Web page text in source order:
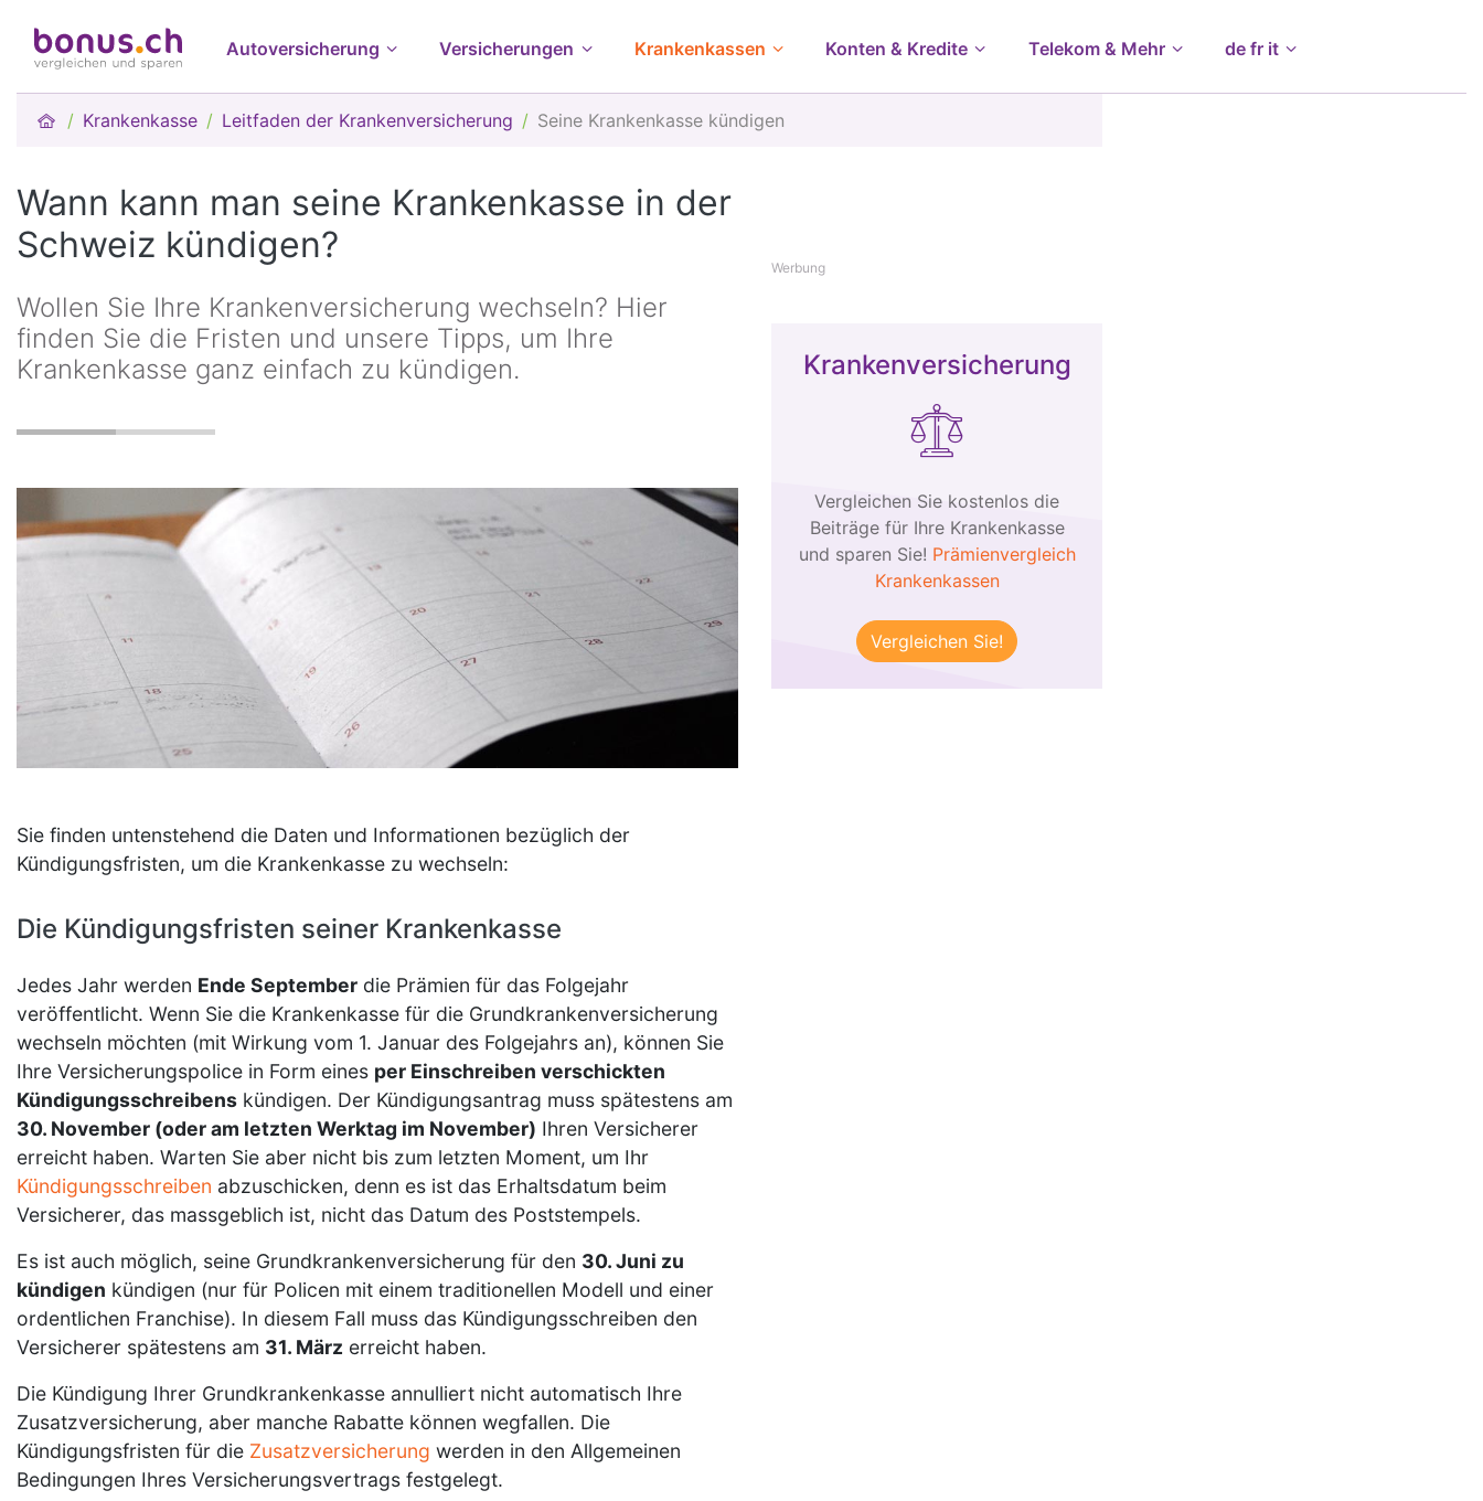
Autoversicherung Versicherungen Krankenkassen Konten & Kredite Telekom & Mehr de fr it
Krankenkasse Leitfaden der Krankenversicherung Seine Krankenkasse kündigen
Wann kann man seine Krankenkasse in der
Schweiz kündigen?
Wollen Sie Ihre Krankenversicherung wechseln? Hier
finden Sie die Fristen und unsere Tipps, um Ihre
Krankenkasse ganz einfach zu kündigen.
Sie finden untenstehend die Daten und Informationen bezüglich der
Kündigungsfristen, um die Krankenkasse zu wechseln:
Die Kündigungsfristen seiner Krankenkasse
Jedes Jahr werden Ende September die Prämien für das Folgejahr
veröffentlicht. Wenn Sie die Krankenkasse für die Grundkrankenversicherung
wechseln möchten (mit Wirkung vom 1. Januar des Folgejahrs an), können Sie
Ihre Versicherungspolice in Form eines per Einschreiben verschickten
Kündigungsschreibens kündigen. Der Kündigungsantrag muss spätestens am
30. November (oder am letzten Werktag im November) Ihren Versicherer
erreicht haben. Warten Sie aber nicht bis zum letzten Moment, um Ihr
Kündigungsschreiben abzuschicken, denn es ist das Erhaltsdatum beim
Versicherer, das massgeblich ist, nicht das Datum des Poststempels.
Es ist auch möglich, seine Grundkrankenversicherung für den 30. Juni zu
kündigen kündigen (nur für Policen mit einem traditionellen Modell und einer
ordentlichen Franchise). In diesem Fall muss das Kündigungsschreiben den
Versicherer spätestens am 31. März erreicht haben.
Die Kündigung Ihrer Grundkrankenkasse annulliert nicht automatisch Ihre
Zusatzversicherung, aber manche Rabatte können wegfallen. Die
Kündigungsfristen für die Zusatzversicherung werden in den Allgemeinen
Bedingungen Ihres Versicherungsvertrags festgelegt.
Werbung
Krankenversicherung
Vergleichen Sie kostenlos die
Beiträge für Ihre Krankenkasse
und sparen Sie! Prämienvergleich
Krankenkassen
Vergleichen Sie!